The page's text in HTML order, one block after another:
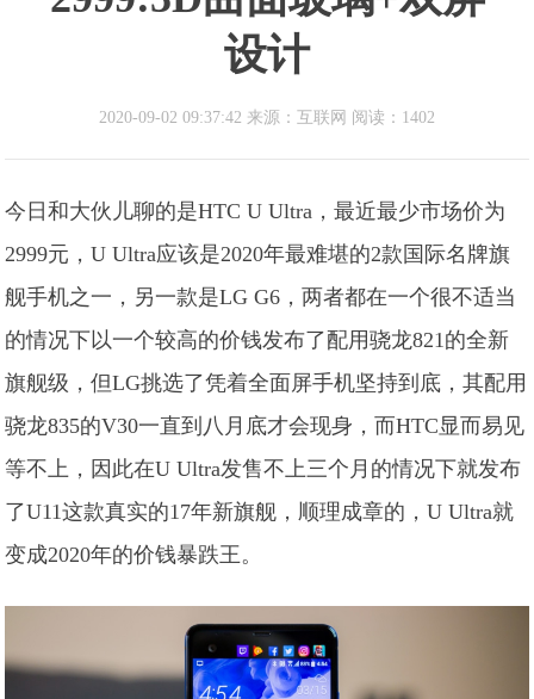
设计
2020-09-02 09:37:42 来源：互联网 阅读：1402
今日和大伙儿聊的是HTC U Ultra，最近最少市场价为
2999元，U Ultra应该是2020年最难堪的2款国际名牌旗
舰手机之一，另一款是LG G6，两者都在一个很不适当
的情况下以一个较高的价钱发布了配用骁龙821的全新
旗舰级，但LG挑选了凭着全面屏手机坚持到底，其配用
骁龙835的V30一直到八月底才会现身，而HTC显而易见
等不上，因此在U Ultra发售不上三个月的情况下就发布
了U11这款真实的17年新旗舰，顺理成章的，U Ultra就
变成2020年的价钱暴跌王。